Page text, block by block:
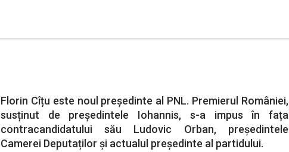
Florin Cîțu este noul președinte al PNL. Premierul României,
susținut de președintele Iohannis, s-a impus în fața
contracandidatului său Ludovic Orban, președintele
Camerei Deputaților și actualul președinte al partidului.